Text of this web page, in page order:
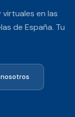
en las
de España. Tu